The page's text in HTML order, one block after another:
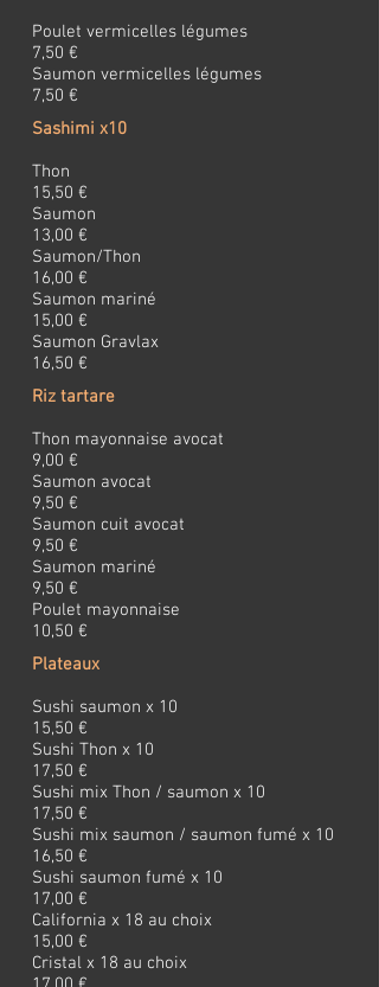
Poulet vermicelles légumes
7,50 €
Saumon vermicelles légumes
7,50 €
Sashimi x10
Thon
15,50 €
Saumon
13,00 €
Saumon/Thon
16,00 €
Saumon mariné
15,00 €
Saumon Gravlax
16,50 €
Riz tartare
Thon mayonnaise avocat
9,00 €
Saumon avocat
9,50 €
Saumon cuit avocat
9,50 €
Saumon mariné
9,50 €
Poulet mayonnaise
10,50 €
Plateaux
Sushi saumon x 10
15,50 €
Sushi Thon x 10
17,50 €
Sushi mix Thon / saumon x 10
17,50 €
Sushi mix saumon / saumon fumé x 10
16,50 €
Sushi saumon fumé x 10
17,00 €
California x 18 au choix
15,00 €
Cristal x 18 au choix